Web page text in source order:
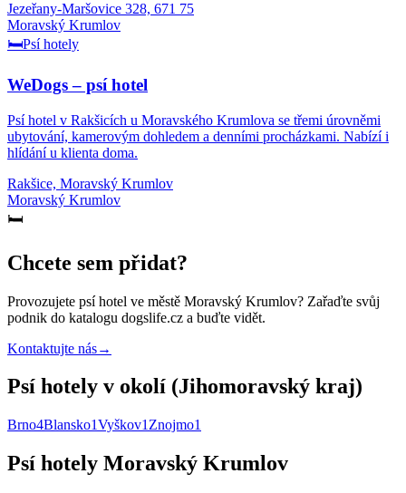
Jezeřany-Maršovice 328, 671 75
Moravský Krumlov
🛏️Psí hotely
WeDogs – psí hotel
Psí hotel v Rakšicích u Moravského Krumlova se třemi úrovněmi
ubytování, kamerovým dohledem a denními procházkami. Nabízí i
hlídání u klienta doma.
Rakšice, Moravský Krumlov
Moravský Krumlov
🛏️
Chcete sem přidat?
Provozujete psí hotel ve městě Moravský Krumlov? Zařaďte svůj
podnik do katalogu dogslife.cz a buďte vidět.
Kontaktujte nás→
Psí hotely v okolí (Jihomoravský kraj)
Brno4Blansko1Vyškov1 Znojmo1
Psí hotely Moravský Krumlov